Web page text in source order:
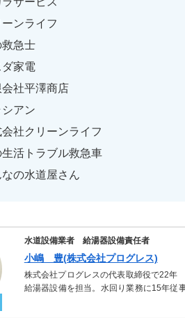
ーンライフ
救急士
ダ家電
社平澤商店
シアン
社クリーンライフ
生活トラブル救急車
の水道屋さん
水道設備業者 給湯器設備責任者
小嶋 豊(株式会社プログレス)
株式会社プログレスの代表取締役で22年
給湯器設備を担当。水回り業務に15年従